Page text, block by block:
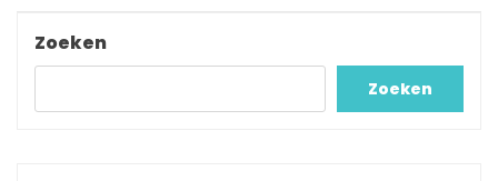
Zoeken
Zoeken